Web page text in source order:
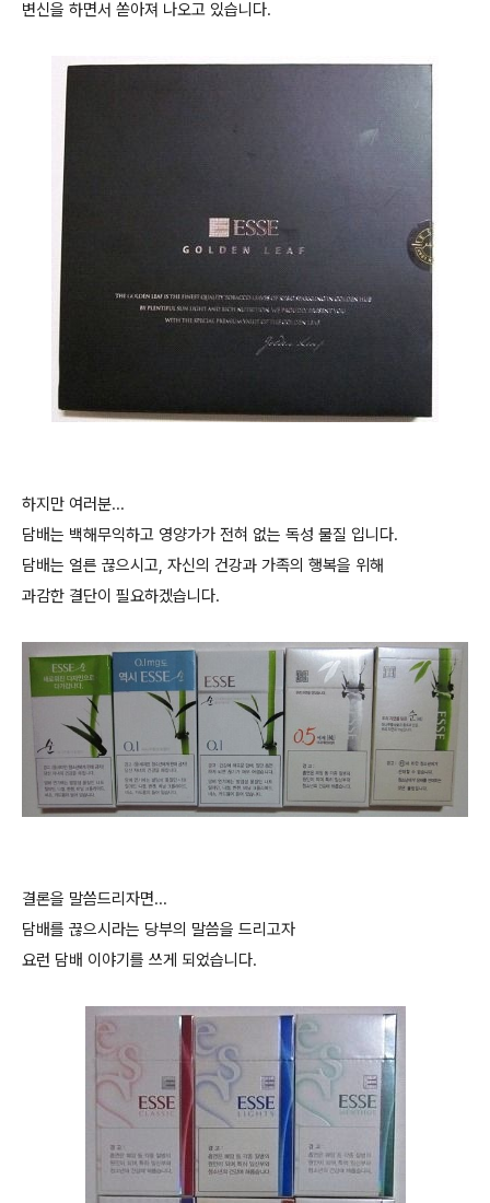
변신을 하면서 쏟아져 나오고 있습니다.
하지만 여러분...
담배는 백해무익하고 영양가가 전혀 없는 독성 물질 입니다.
담배는 얼른 끊으시고, 자신의 건강과 가족의 행복을 위해
과감한 결단이 필요하겠습니다.
결론을 말씀드리자면...
담배를 끊으시라는 당부의 말씀을 드리고자
요런 담배 이야기를 쓰게 되었습니다.